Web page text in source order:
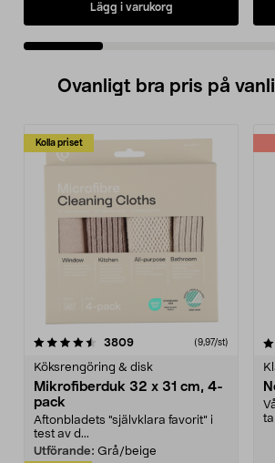
Lägg i varukorg
Ovanligt bra pris på
Kolla priset
3809recensioner (9,97/st)
Köksrengöring & disk
Mikrofiberduk 32 x 31 cm, 4-
pack
Aftonbladets "självklara favorit” i
test av d...
Utförande: Grå/beige
4.0av 5 stjärnor